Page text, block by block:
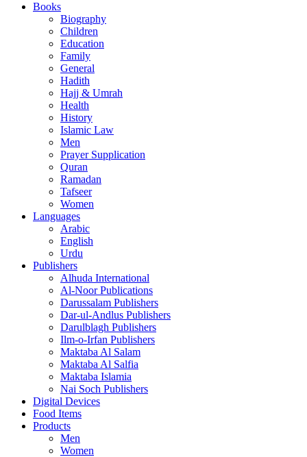
Books
Biography
Children
Education
Family
General
Hadith
Hajj & Umrah
Health
History
Islamic Law
Men
Prayer Supplication
Quran
Ramadan
Tafseer
Women
Languages
Arabic
English
Urdu
Publishers
Alhuda International
Al-Noor Publications
Darussalam Publishers
Dar-ul-Andlus Publishers
Darulblagh Publishers
Ilm-o-Irfan Publishers
Maktaba Al Salam
Maktaba Al Salfia
Maktaba Islamia
Nai Soch Publishers
Digital Devices
Food Items
Products
Men
Women